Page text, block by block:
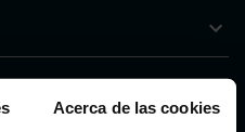
Acerca de las cookies